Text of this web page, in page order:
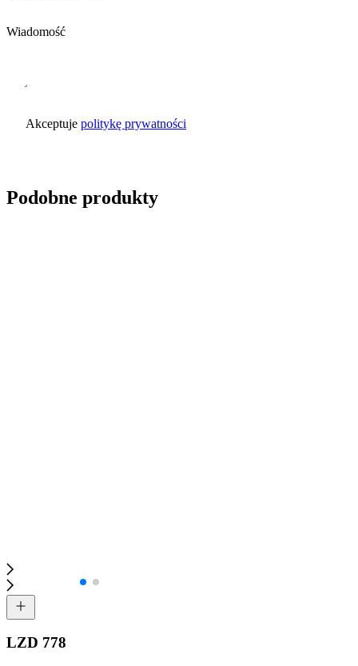
Wiadomość
Akceptuje politykę prywatności
Podobne produkty
LZD 778